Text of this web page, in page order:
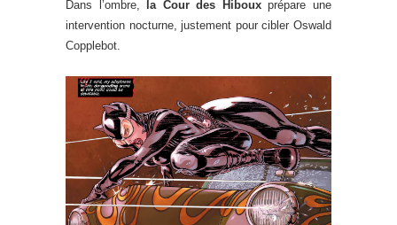
Dans l’ombre, la Cour des Hibouxprépare une
intervention nocturne, justement pour cibler Oswald
Copplebot.